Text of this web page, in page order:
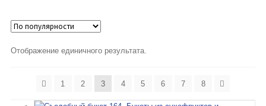
Сладкие букеты из конфет
Отображение единичного результата.
1 2 3 4 5 6 7 8